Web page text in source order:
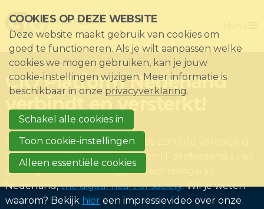
links
over
Direct
naar
het
Direct
naar
de
paginainhoud
CIO Platform Nederland
verbindt en versterkt!
CIO Platform Nederland is sinds 2005 dé vereniging
voor de CIO/CDO, hun 'peers' en IT-professionals van
grote gebruikers van digitale technologie in
Nederland,the digital heart of society. Wil je weten
waarom? Bekijk hier een impressievideo over onze
Home
De vereniging
Thema's
Impact
Nieuws & Kennisbank
Events
Lid worden?
Registreren
COOKIES OP DEZE WEBSITE
Deze website maakt gebruik van cookies om
goed te functioneren. Als je wilt aanpassen welke
cookies we mogen gebruiken, kan je jouw
cookie-instellingen wijzigen. Meer informatie is
beschikbaar in onze privacyverklaring.
Schakel alle cookies in
Toon cookie-instellingen
Alleen essentiële cookies